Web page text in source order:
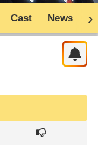
Cast News